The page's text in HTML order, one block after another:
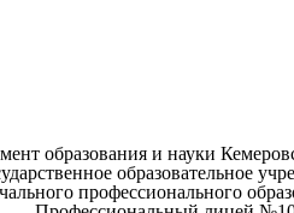
образования и науки
образовательное
профессионального